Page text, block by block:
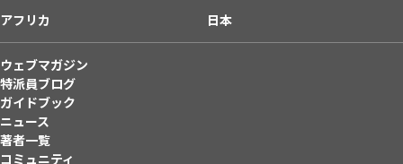
アフリカ
日本
ウェブマガジン
特派員ブログ
ガイドブック
ニュース
著者一覧
コミュニティ